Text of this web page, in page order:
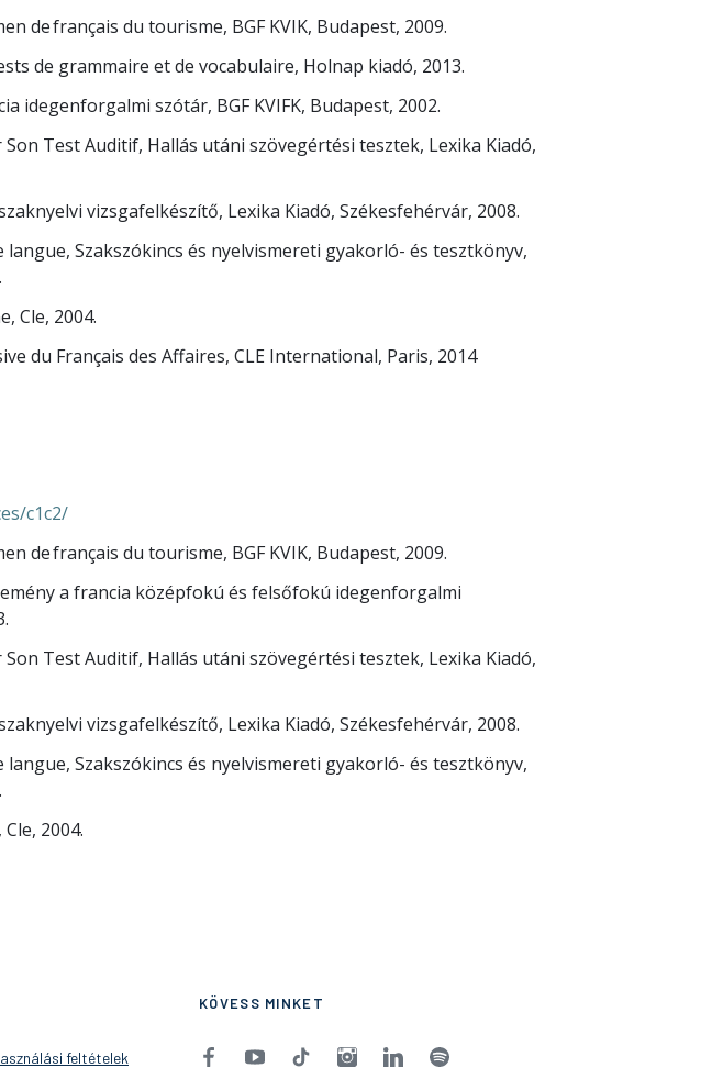
de français du tourisme, BGF KVIK, Budapest, 2009.
de grammaire et de vocabulaire, Holnap kiadó, 2013.
idegenforgalmi szótár, BGF KVIFK, Budapest, 2002.
Test Auditif, Hallás utáni szövegértési tesztek, Lexika Kiadó,
vizsgafelkészítő, Lexika Kiadó, Székesfehérvár, 2008.
langue, Szakszókincs és nyelvismereti gyakorló- és tesztkönyv,
Cle, 2004.
du Français des Affaires, CLE International, Paris, 2014
c1c2/
de français du tourisme, BGF KVIK, Budapest, 2009.
a francia középfokú és felsőfokú idegenforgalmi
Test Auditif, Hallás utáni szövegértési tesztek, Lexika Kiadó,
vizsgafelkészítő, Lexika Kiadó, Székesfehérvár, 2008.
langue, Szakszókincs és nyelvismereti gyakorló- és tesztkönyv,
, Cle, 2004.
feltételek
KÖVESS MINKET